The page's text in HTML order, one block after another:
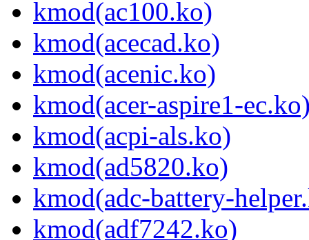
kmod(ac100.ko)
kmod(acecad.ko)
kmod(acenic.ko)
kmod(acer-aspire1-
kmod(acpi-als.ko)
kmod(ad5820.ko)
kmod(adc-battery-
kmod(adf7242.ko)